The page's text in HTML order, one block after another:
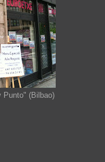
Punto" (Bilbao)